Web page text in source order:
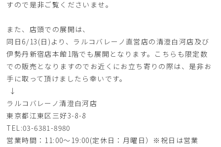
すので是非ご覧くださいませ。
また、店頭での展開は、
同日6/13(日)より、ラルコバレーノ直営店の清澄白河店及び
伊勢丹新宿店本館1階でも展開となります。こちらも限定数
での販売となりますのでお近くにお立ち寄りの際は、是非お
手に取って頂けましたら幸いです。
↓
ラルコバレーノ清澄白河店
東京都江東区三好3-8-8
TEL:03-6381-8980
営業時間：11:00～19:00(定休日：月曜日）※祝日は営業